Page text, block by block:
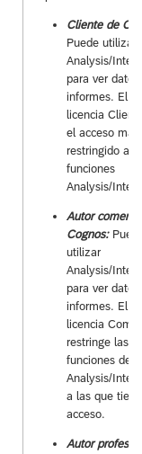
Cliente de
Puede utilizar
Analysis/
para ver datos
informes. El
licencia
el acceso más
restringido a
funciones
Analysis/
Autor
Cognos:
utilizar
Analysis/
para ver datos
informes. El
licencia
restringe las
funciones de
Analysis/
a las que tiene
acceso.
Autor